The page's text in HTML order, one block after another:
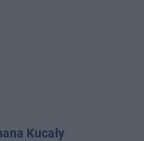
Kucały